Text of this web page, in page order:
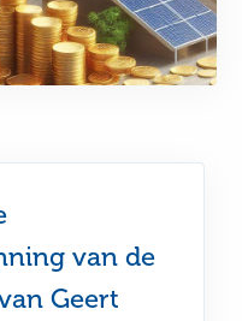
van de
Geert